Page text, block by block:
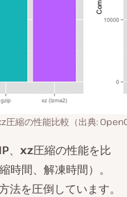
圧縮の性能比較（出典:
、 xz圧縮の性能を比
時間、解凍時間）。
法を圧倒しています。